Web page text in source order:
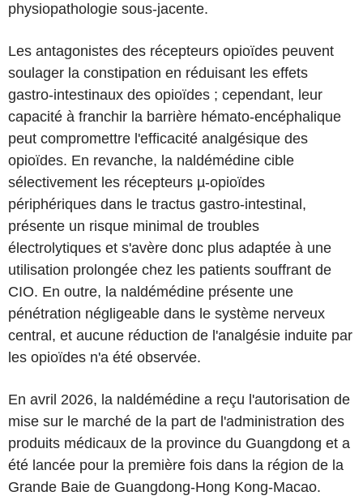
physiopathologie sous-jacente.
Les antagonistes des récepteurs opioïdes peuvent
soulager la constipation en réduisant les effets
gastro-intestinaux des opioïdes ; cependant, leur
capacité à franchir la barrière hémato-encéphalique
peut compromettre l'efficacité analgésique des
opioïdes. En revanche, la naldémédine cible
sélectivement les récepteurs µ-opioïdes
périphériques dans le tractus gastro-intestinal,
présente un risque minimal de troubles
électrolytiques et s'avère donc plus adaptée à une
utilisation prolongée chez les patients souffrant de
CIO. En outre, la naldémédine présente une
pénétration négligeable dans le système nerveux
central, et aucune réduction de l'analgésie induite par
les opioïdes n'a été observée.
En avril 2026, la naldémédine a reçu l'autorisation de
mise sur le marché de la part de l'administration des
produits médicaux de la province du Guangdong et a
été lancée pour la première fois dans la région de la
Grande Baie de Guangdong-Hong Kong-Macao.